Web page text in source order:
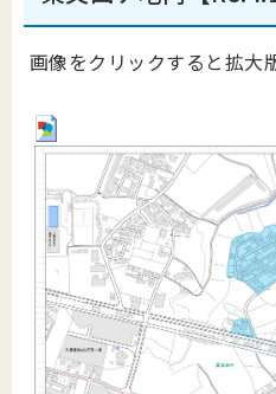
画像をクリックすると拡大